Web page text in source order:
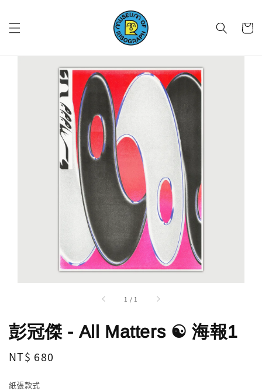
1 / 1
彭冠傑 - All Matters ☯ 海報1
Regular
NT$ 680
紙張款式